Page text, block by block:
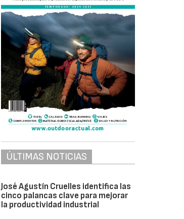
ÚLTIMAS NOTICIAS
José Agustín Cruelles identifica las
cinco palancas clave para mejorar
la productividad industrial